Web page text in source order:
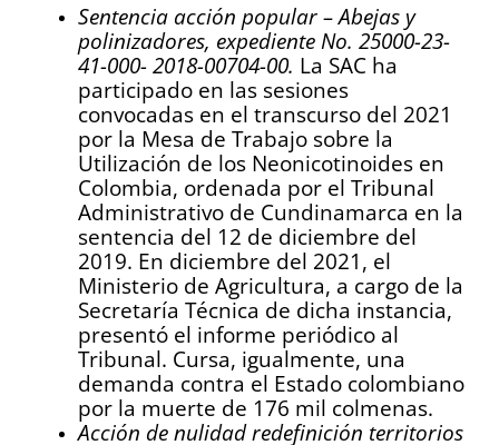
Sentencia acción popular – Abejas y
polinizadores, expediente No. 25000-23-
41-000- 2018-00704-00. La SAC ha
participado en las sesiones
convocadas en el transcurso del 2021
por la Mesa de Trabajo sobre la
Utilización de los Neonicotinoides en
Colombia, ordenada por el Tribunal
Administrativo de Cundinamarca en la
sentencia del 12 de diciembre del
2019. En diciembre del 2021, el
Ministerio de Agricultura, a cargo de la
Secretaría Técnica de dicha instancia,
presentó el informe periódico al
Tribunal. Cursa, igualmente, una
demanda contra el Estado colombiano
por la muerte de 176 mil colmenas.
Acción de nulidad redefinición territorios